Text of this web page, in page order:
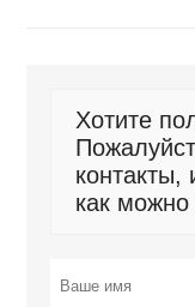
Хотите
как можно